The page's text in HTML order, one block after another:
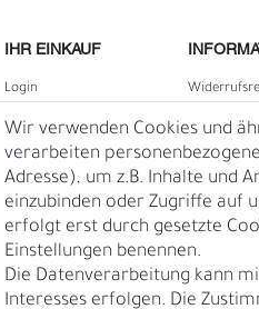
IHR EINKAUF
Login
B2B Login
Registrieren
Wunschliste
Warenkorb
Kasse
Impressum
AGB
Blog
Wir verwenden Cookies und
verarbeiten
Adresse), um z.B. Inhalte und
einzubinden oder Zugriffe auf
erfolgt erst durch gesetzte
Einstellungen benennen.
Die Datenverarbeitung kann
Interesses erfolgen. Die